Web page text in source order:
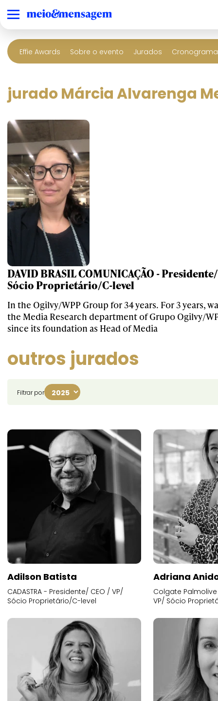
Effie Awards Sobre o evento Jurados
jurado Márcia Alvarenga
DAVID BRASIL COMUNICAÇÃO -
Sócio Proprietário/C-level
In the Ogilvy/WPP Group for 34 years. For 3 years,
the Media Research department of Grupo Ogilvy/
since its foundation as Head of Media
outros jurados
Filtrar por
Adilson Batista
CADASTRA - Presidente/ CEO / VP/
Sócio Proprietário/C-level
Adriana
Colgate
VP/ Sócio